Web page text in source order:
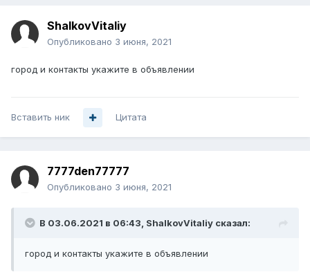
ShalkovVitaliy
Опубликовано 3 июня, 2021
город и контакты укажите в объявлении
Вставить ник Цитата
7777den77777
Опубликовано 3 июня, 2021
В 03.06.2021 в 06:43, ShalkovVitaliy сказал:
город и контакты укажите в объявлении